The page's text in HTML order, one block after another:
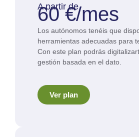
A partir de
60 €/mes
Los autónomos tenéis que
herramientas adecuadas para
Con este plan podrás
gestión basada en el dato.
Ver plan